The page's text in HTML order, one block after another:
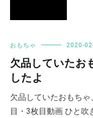
おもちゃ 2020-
欠品していたお
したよ
欠品していたおもち
目・3枚目動画 ひと吹